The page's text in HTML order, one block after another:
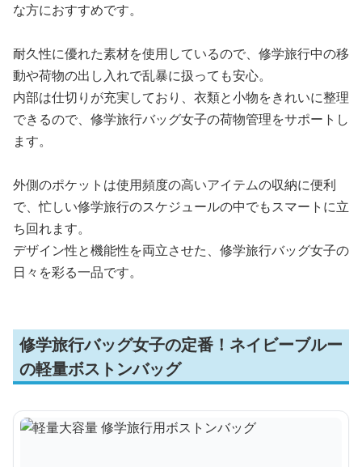
な方におすすめです。
耐久性に優れた素材を使用しているので、修学旅行中の移
動や荷物の出し入れで乱暴に扱っても安心。
内部は仕切りが充実しており、衣類と小物をきれいに整理
できるので、修学旅行バッグ女子の荷物管理をサポートし
ます。
外側のポケットは使用頻度の高いアイテムの収納に便利
で、忙しい修学旅行のスケジュールの中でもスマートに立
ち回れます。
デザイン性と機能性を両立させた、修学旅行バッグ女子の
日々を彩る一品です。
修学旅行バッグ女子の定番！ネイビーブルー
の軽量ボストンバッグ